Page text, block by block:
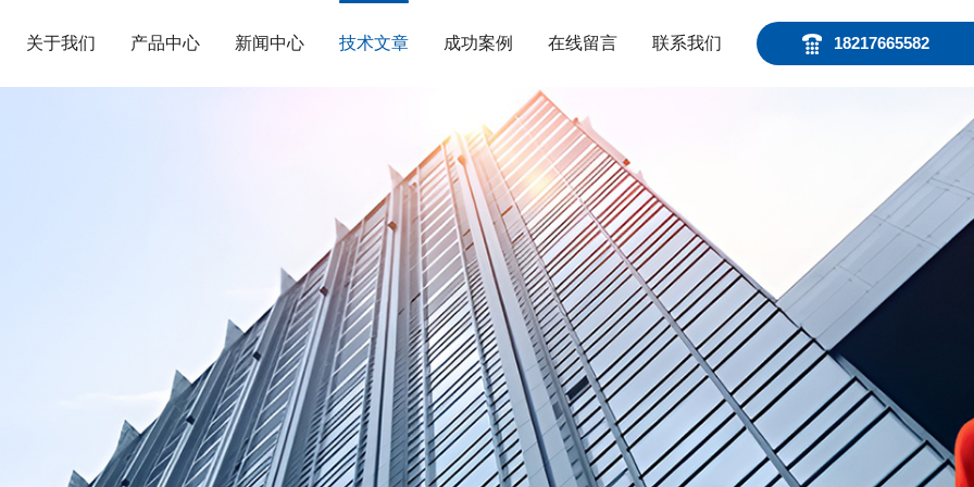
18217665582
关于我们 产品中心 新闻中心 技术文章 成功案例 在线留言 联系我们